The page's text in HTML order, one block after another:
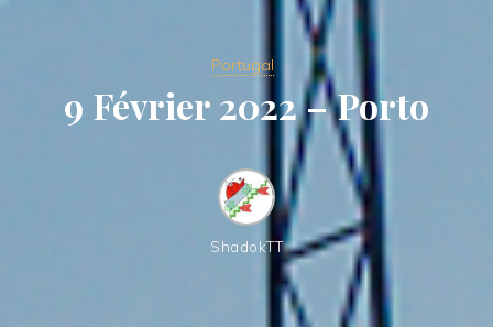
Portugal
9 Février 2022 – Porto
ShadokTT